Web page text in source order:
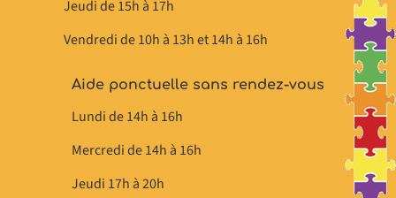
Jeudi de 15h à 17h
Vendredi de 10h à 13h et 14h à 16h
Aide ponctuelle sans rendez-vous
Lundi de 14h à 16h
Mercredi de 14h à 16h
Jeudi 17h à 20h